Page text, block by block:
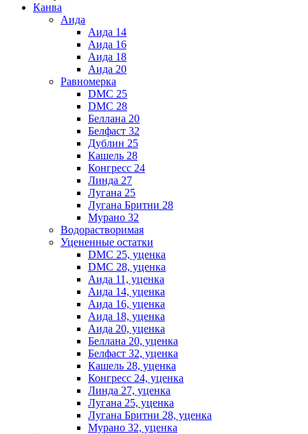
Канва
Аида
Аида 14
Аида 16
Аида 18
Аида 20
Равномерка
DMC 25
DMC 28
Беллана 20
Белфаст 32
Дублин 25
Кашель 28
Конгресс 24
Линда 27
Лугана 25
Лугана Бритни 28
Мурано 32
Водорастворимая
Уцененные остатки
DMC 25, уценка
DMC 28, уценка
Аида 11, уценка
Аида 14, уценка
Аида 16, уценка
Аида 18, уценка
Аида 20, уценка
Беллана 20, уценка
Белфаст 32, уценка
Кашель 28, уценка
Конгресс 24, уценка
Линда 27, уценка
Лугана 25, уценка
Лугана Бритни 28, уценка
Мурано 32, уценка